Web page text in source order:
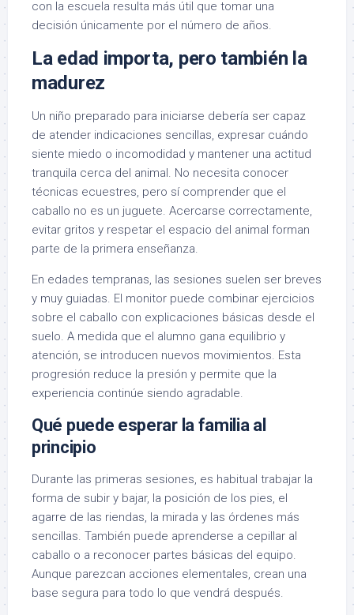
con la escuela resulta más útil que tomar una
decisión únicamente por el número de años.
La edad importa, pero también la
madurez
Un niño preparado para iniciarse debería ser capaz
de atender indicaciones sencillas, expresar cuándo
siente miedo o incomodidad y mantener una actitud
tranquila cerca del animal. No necesita conocer
técnicas ecuestres, pero sí comprender que el
caballo no es un juguete. Acercarse correctamente,
evitar gritos y respetar el espacio del animal forman
parte de la primera enseñanza.
En edades tempranas, las sesiones suelen ser breves
y muy guiadas. El monitor puede combinar ejercicios
sobre el caballo con explicaciones básicas desde el
suelo. A medida que el alumno gana equilibrio y
atención, se introducen nuevos movimientos. Esta
progresión reduce la presión y permite que la
experiencia continúe siendo agradable.
Qué puede esperar la familia al
principio
Durante las primeras sesiones, es habitual trabajar la
forma de subir y bajar, la posición de los pies, el
agarre de las riendas, la mirada y las órdenes más
sencillas. También puede aprenderse a cepillar al
caballo o a reconocer partes básicas del equipo.
Aunque parezcan acciones elementales, crean una
base segura para todo lo que vendrá después.